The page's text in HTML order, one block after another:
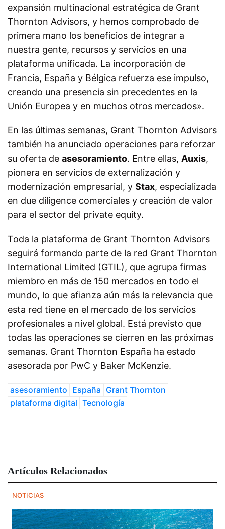
expansión multinacional estratégica de Grant
Thornton Advisors, y hemos comprobado de
primera mano los beneficios de integrar a
nuestra gente, recursos y servicios en una
plataforma unificada. La incorporación de
Francia, España y Bélgica refuerza ese impulso,
creando una presencia sin precedentes en la
Unión Europea y en muchos otros mercados».
En las últimas semanas, Grant Thornton Advisors
también ha anunciado operaciones para reforzar
su oferta de asesoramiento. Entre ellas, Auxis,
pionera en servicios de externalización y
modernización empresarial, y Stax, especializada
en due diligence comerciales y creación de valor
para el sector del private equity.
Toda la plataforma de Grant Thornton Advisors
seguirá formando parte de la red Grant Thornton
International Limited (GTIL), que agrupa firmas
miembro en más de 150 mercados en todo el
mundo, lo que afianza aún más la relevancia que
esta red tiene en el mercado de los servicios
profesionales a nivel global. Está previsto que
todas las operaciones se cierren en las próximas
semanas. Grant Thornton España ha estado
asesorada por PwC y Baker McKenzie.
asesoramiento España Grant Thornton
plataforma digital Tecnología
Artículos Relacionados
NOTICIAS